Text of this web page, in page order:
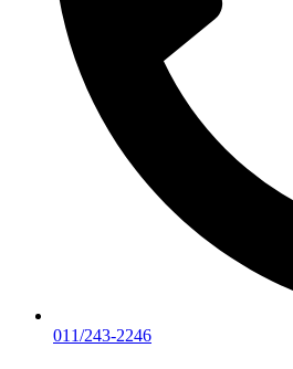
011/243-2246